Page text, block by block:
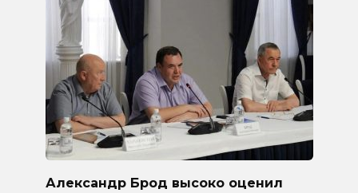
Александр Брод высоко оценил